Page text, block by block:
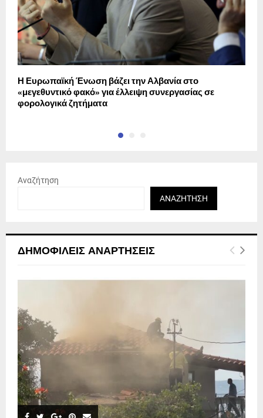
Η Ευρωπαϊκή Ένωση βάζει την Αλβανία στο
«μεγεθυντικό φακό» για έλλειψη συνεργασίας σε
φορολογικά ζητήματα
Αναζήτηση
ΑΝΑΖΉΤΗΣΗ
ΔΗΜΟΦΙΛΕΊΣ ΑΝΑΡΤΉΣΕΙΣ